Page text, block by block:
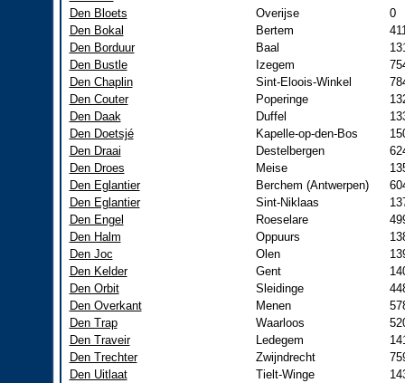
Den Bloets
Overijse
0
Den Bokal
Bertem
Den Borduur
Baal
Den Bustle
Izegem
Den Chaplin
Sint-Eloois-Winkel
Den Couter
Poperinge
Den Daak
Duffel
Den Doetsjé
Kapelle-op-den-Bos
Den Draai
Destelbergen
Den Droes
Meise
Den Eglantier
Berchem (Antwerpen)
Den Eglantier
Sint-Niklaas
Den Engel
Roeselare
Den Halm
Oppuurs
Den Joc
Olen
Den Kelder
Gent
Den Orbit
Sleidinge
Den Overkant
Menen
Den Trap
Waarloos
Den Traveir
Ledegem
Den Trechter
Zwijndrecht
Den Uitlaat
Tielt-Winge